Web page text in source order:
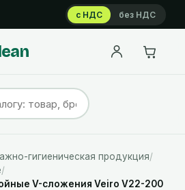
с НДС без НДС
гигиеническая продукция/
/
V-сложения Veiro V22-200